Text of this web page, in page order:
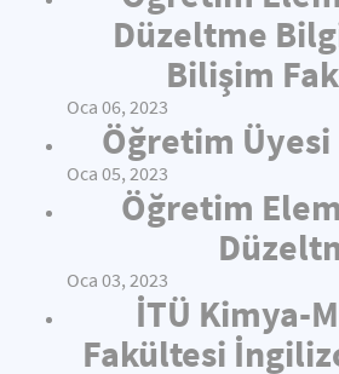
Düzeltme
Bilişim
Oca 06, 2023
Öğretim
Oca 05, 2023
Öğretim
Oca 03, 2023
İTÜ Kimya-
Fakültesi